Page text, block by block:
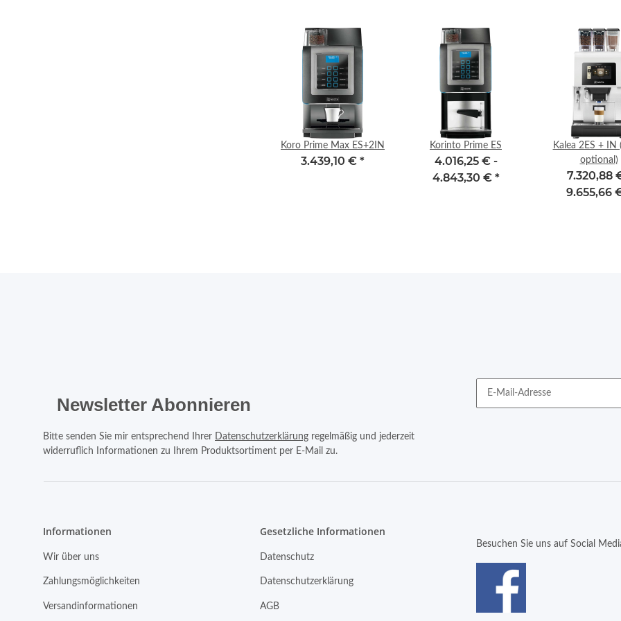
Koro Prime Max ES+2IN
3.439,10 € *
Korinto Prime ES
4.016,25 € -
4.843,30 € *
Kalea 2ES + IN
optional)
7.320,88
9.655,66
Newsletter Abonnieren
Bitte senden Sie mir entsprechend Ihrer Datenschutzerklärung regelmäßig und jederzeit
widerruflich Informationen zu Ihrem Produktsortiment per E-Mail zu.
Informationen
Wir über uns
Zahlungsmöglichkeiten
Versandinformationen
Gesetzliche Informationen
Datenschutz
Datenschutzerklärung
AGB
Besuchen Sie uns auf Social